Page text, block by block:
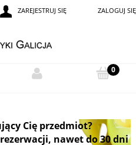
ZAREJESTRUJ SIĘ ZALOGUJ SIĘ
Cię przedmiot?
nawet do 30 dni